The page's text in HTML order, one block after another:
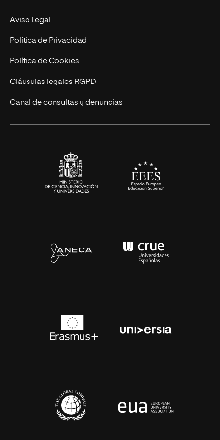
Experto Universitario
Postgrados
Cursos Universitarios
Nuestro Equipo
Trabaja en UNIR
Actualidad
UNIR Revista
Eventos
Aviso Legal
Política de Privacidad
Política de Cookies
Cláusulas legales RGPD
Canal de consultas y denuncias